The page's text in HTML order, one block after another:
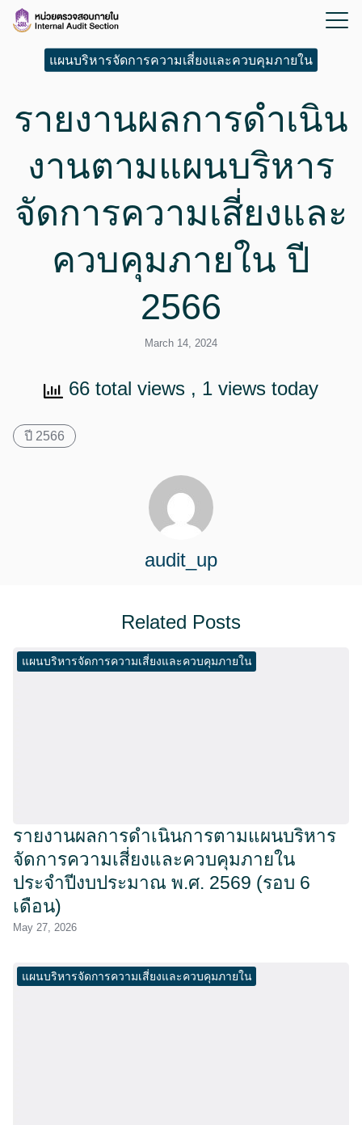
แผนบริหารจัดการความเสี่ยงและควบคุมภายใน
รายงานผลการดำเนิน
งานตามแผนบริหาร
จัดการความเสี่ยงและ
ควบคุมภายใน ปี
2566
March 14, 2024
66 total views , 1 views today
ปี 2566
audit_up
Related Posts
แผนบริหารจัดการความเสี่ยงและควบคุมภายใน
รายงานผลการดำเนินการตามแผนบริหาร
จัดการความเสี่ยงและควบคุมภายใน
ประจำปีงบประมาณ พ.ศ. 2569 (รอบ 6
เดือน)
May 27, 2026
แผนบริหารจัดการความเสี่ยงและควบคุมภายใน